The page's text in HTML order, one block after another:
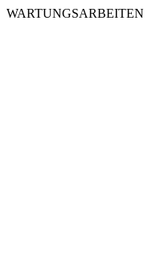
WARTUNGSARBEITEN